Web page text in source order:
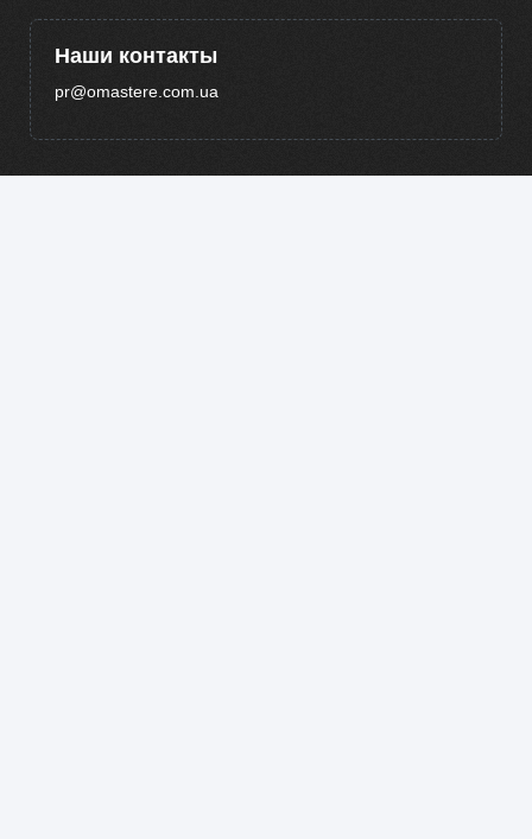
Наши контакты
pr@omastere.com.ua